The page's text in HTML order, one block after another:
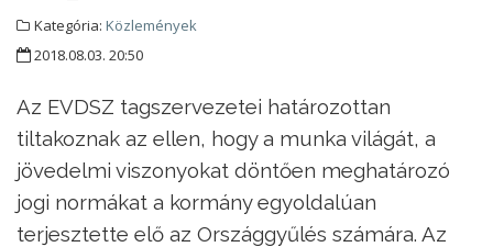
Kategória: Közlemények
2018.08.03. 20:50
Az EVDSZ tagszervezetei határozottan
tiltakoznak az ellen, hogy a munka világát, a
jövedelmi viszonyokat döntően meghatározó
jogi normákat a kormány egyoldalúan
terjesztette elő az Országgyűlés számára. Az